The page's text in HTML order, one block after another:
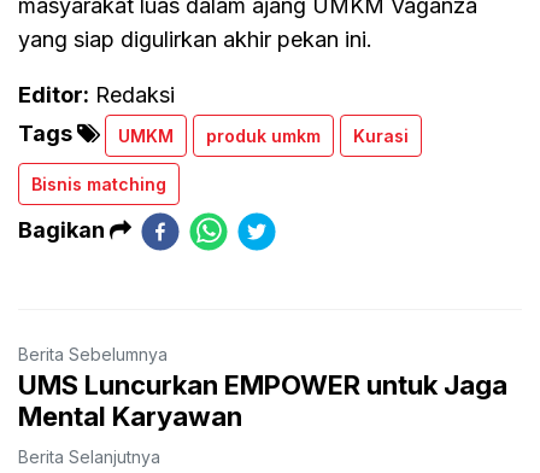
yang siap digulirkan akhir pekan ini.
Editor: Redaksi
Tags
UMKM produk umkm Kurasi
Bisnis matching
Bagikan
Berita Sebelumnya
UMS Luncurkan EMPOWER untuk Jaga
Mental Karyawan
Berita Selanjutnya